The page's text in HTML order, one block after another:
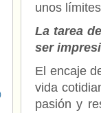
unos
La tarea
ser
El encaje
vida
pasión y